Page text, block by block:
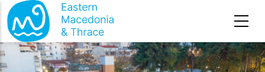
Sari la conținutul principal